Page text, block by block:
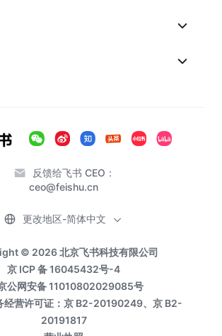
反馈给飞书 CEO：
ceo@feishu.cn
© 2026 北京飞书科技有限公司
京 ICP 备 16045432号-4
公网安备 11010802029085号
经营许可证：京 B2-20190249、京 B2-
20191817
更改地区-简体中文